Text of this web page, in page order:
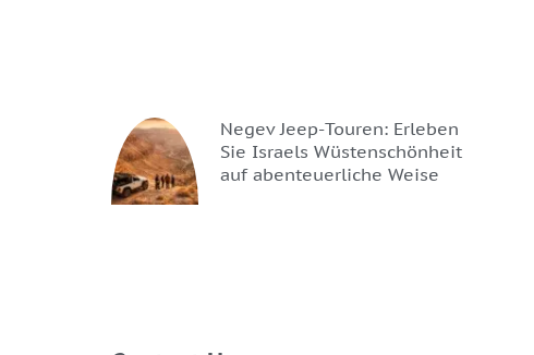
Negev Jeep-Touren: Erleben
Sie Israels Wüstenschönheit
auf abenteuerliche Weise